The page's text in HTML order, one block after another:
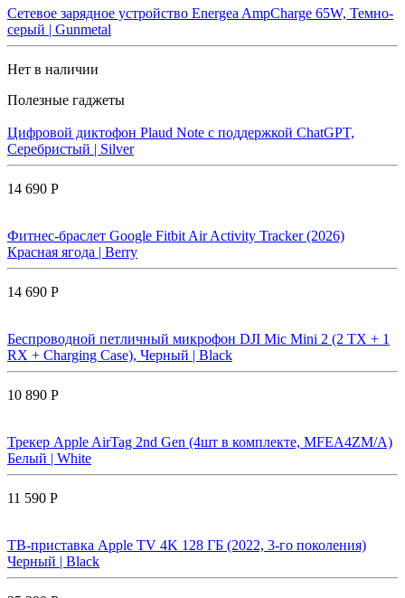
Сетевое зарядное устройство Energea AmpCharge 65W, Темно-
серый | Gunmetal
Нет в наличии
Полезные гаджеты
Цифровой диктофон Plaud Note с поддержкой ChatGPT,
Серебристый | Silver
14 690 Р
Фитнес-браслет Google Fitbit Air Activity Tracker (2026)
Красная ягода | Berry
14 690 Р
Беспроводной петличный микрофон DJI Mic Mini 2 (2 TX + 1
RX + Charging Case), Черный | Black
10 890 Р
Трекер Apple AirTag 2nd Gen (4шт в комплекте, MFEA4ZM/A)
Белый | White
11 590 Р
ТВ-приставка Apple TV 4K 128 ГБ (2022, 3-го поколения)
Черный | Black